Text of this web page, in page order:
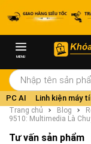
MENU
PC AI Linh kiện máy
Trang chủ Blog
9510: Multimedia Là
Tư vấn sản phẩm